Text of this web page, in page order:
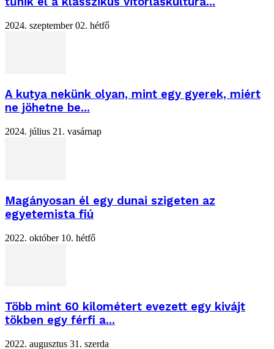
2024. szeptember 02. hétfő
A kutya nekünk olyan, mint egy gyerek, miért
ne jöhetne be...
2024. július 21. vasárnap
Magányosan él egy dunai szigeten az
egyetemista fiú
2022. október 10. hétfő
Több mint 60 kilométert evezett egy kivájt
tökben egy férfi a...
2022. augusztus 31. szerda